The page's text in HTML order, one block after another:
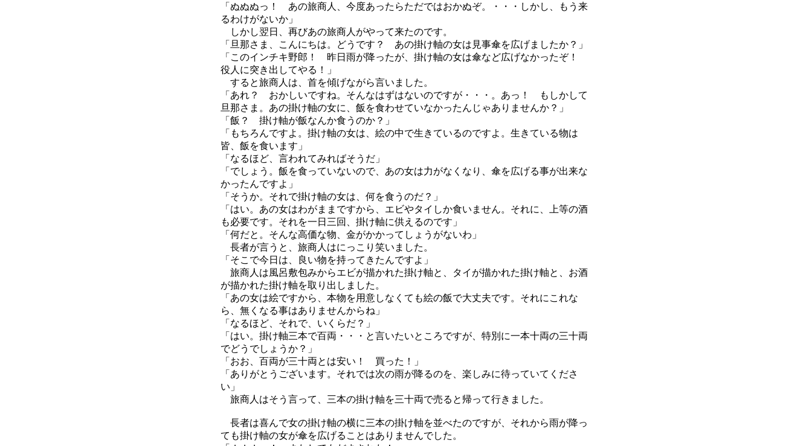
「ぬぬぬっ！ あの旅商人、今度あったらただではおかぬぞ。・・・しかし、もう来
るわけがないか」
しかし翌日、再びあの旅商人がやって来たのです。
「旦那さま、こんにちは。どうです？ あの掛け軸の女は見事傘を広げましたか？」
「このインチキ野郎！ 昨日雨が降ったが、掛け軸の女は傘など広げなかったぞ！
役人に突き出してやる！」
すると旅商人は、首を傾げながら言いました。
「あれ？ おかしいですね。そんなはずはないのですが・・・。あっ！ もしかして
旦那さま。あの掛け軸の女に、飯を食わせていなかったんじゃありませんか？」
「飯？ 掛け軸が飯なんか食うのか？」
「もちろんですよ。掛け軸の女は、絵の中で生きているのですよ。生きている物は
皆、飯を食います」
「なるほど、言われてみればそうだ」
「でしょう。飯を食っていないので、あの女は力がなくなり、傘を広げる事が出来な
かったんですよ」
「そうか。それで掛け軸の女は、何を食うのだ？」
「はい。あの女はわがままですから、エビやタイしか食いません。それに、上等の酒
も必要です。それを一日三回、掛け軸に供えるのです」
「何だと。そんな高価な物、金がかかってしょうがないわ」
長者が言うと、旅商人はにっこり笑いました。
「そこで今日は、良い物を持ってきたんですよ」
旅商人は風呂敷包みからエビが描かれた掛け軸と、タイが描かれた掛け軸と、お酒
が描かれた掛け軸を取り出しました。
「あの女は絵ですから、本物を用意しなくても絵の飯で大丈夫です。それにこれな
ら、無くなる事はありませんからね」
「なるほど、それで、いくらだ？」
「はい。掛け軸三本で百両・・・と言いたいところですが、特別に一本十両の三十両
でどうでしょうか？」
「おお、百両が三十両とは安い！ 買った！」
「ありがとうございます。それでは次の雨が降るのを、楽しみに待っていてくださ
い」
旅商人はそう言って、三本の掛け軸を三十両で売ると帰って行きました。
長者は喜んで女の掛け軸の横に三本の掛け軸を並べたのですが、それから雨が降っ
ても掛け軸の女が傘を広げることはありませんでした。